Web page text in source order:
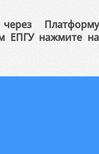
Платформу
ЕПГУ нажмите на